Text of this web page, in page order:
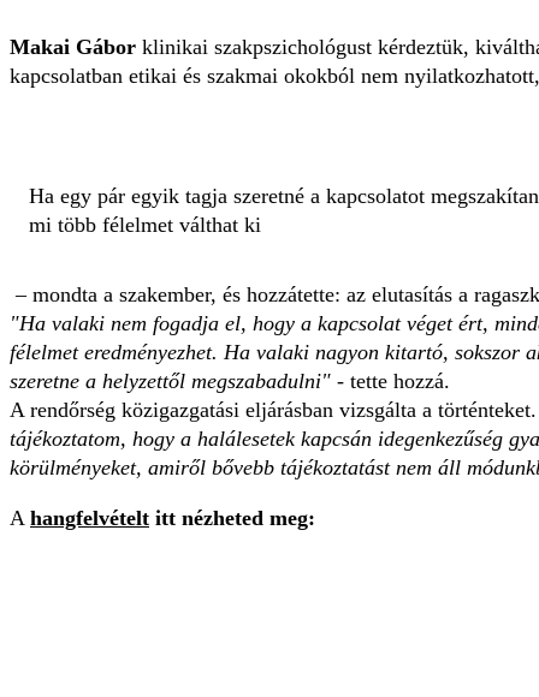
Makai Gábor klinikai szakpszichológust kérdeztük,
kapcsolatban etikai és szakmai okokból nem
Ha egy pár egyik tagja szeretné a kapcsolatot
mi több félelmet válthat ki
– mondta a szakember, és hozzátette: az elutasítás a
"Ha valaki nem fogadja el, hogy a kapcsolat véget ért,
félelmet eredményezhet. Ha valaki nagyon kitartó,
szeretne a helyzettől megszabadulni" - tette hozzá.
A rendőrség közigazgatási eljárásban vizsgálta a
tájékoztatom, hogy a halálesetek kapcsán idegenkezűség
körülményeket, amiről bővebb tájékoztatást nem áll
A hangfelvételt itt nézheted meg: